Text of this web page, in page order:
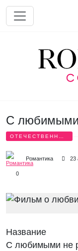
Перейти к
С любимыми
ОТЕЧЕСТВЕННЫЕ
Романтика 23
0
Название
С любимыми не